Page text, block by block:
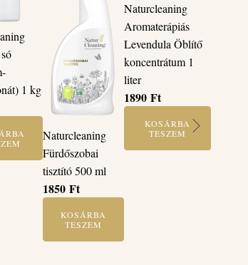
1 kg
Naturcleaning
Fürdőszobai
tisztító 500 ml
1850 Ft
KOSÁRBA
TESZEM
Naturcleaning
Aromaterápiás
Levendula Öblítő
koncentrátum 1
liter
1890 Ft
KOSÁRBA
TESZEM